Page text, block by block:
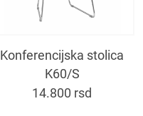
Konferencijska stolica
K60/S
14.800 rsd